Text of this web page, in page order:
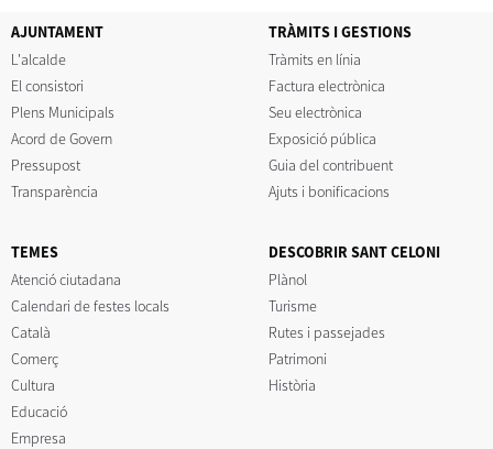
AJUNTAMENT
L'alcalde
El consistori
Plens Municipals
Acord de Govern
Pressupost
Transparència
TRÀMITS I GESTIONS
Tràmits en línia
Factura electrònica
Seu electrònica
Exposició pública
Guia del contribuent
Ajuts i bonificacions
TEMES
Atenció ciutadana
Calendari de festes locals
Català
Comerç
Cultura
Educació
Empresa
DESCOBRIR SANT CELONI
Plànol
Turisme
Rutes i passejades
Patrimoni
Història